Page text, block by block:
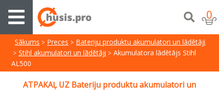
0
Sākums Preces
Bateriju produktu akumulatori un lādētāji
Stihl akumulatori un lādētāji
Akumulatora lādētājs Stihl
AL500
ATPAKAĻ UZ Bateriju produktu akumulatori un